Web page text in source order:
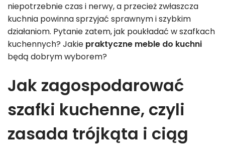
niepotrzebnie czas i nerwy, a przecież zwłaszcza
kuchnia powinna sprzyjać sprawnym i szybkim
działaniom. Pytanie zatem, jak poukładać w szafkach
kuchennych? Jakie praktyczne meble do kuchni
będą dobrym wyborem?
Jak zagospodarować
szafki kuchenne, czyli
zasada trójkąta i ciąg